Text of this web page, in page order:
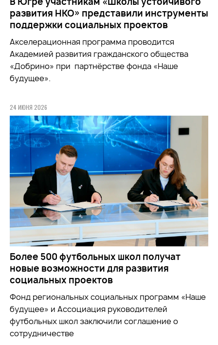
развития НКО» представили инструменты
поддержки социальных проектов
Акселерационная программа проводится
Академией развития гражданского общества
«Добрино» при партнёрстве фонда «Наше
будущее».
24 ИЮНЯ 2026
Более 500 футбольных школ получат
новые возможности для развития
социальных проектов
Фонд региональных социальных программ «Наше
будущее» и Ассоциация руководителей
футбольных школ заключили соглашение о
сотрудничестве